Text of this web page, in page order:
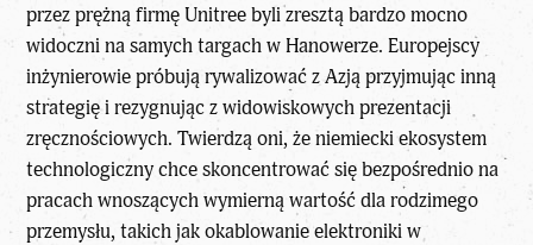
przez prężną firmę Unitree byli zresztą bardzo mocno
widoczni na samych targach w Hanowerze. Europejscy
inżynierowie próbują rywalizować z Azją przyjmując inną
strategię i rezygnując z widowiskowych prezentacji
zręcznościowych. Twierdzą oni, że niemiecki ekosystem
technologiczny chce skoncentrować się bezpośrednio na
pracach wnoszących wymierną wartość dla rodzimego
przemysłu, takich jak okablowanie elektroniki w